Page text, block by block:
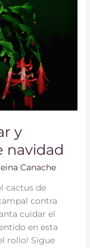
y
navidad
Canache
cactus de
contra
cuidar el
en esta
rollo! Sigue